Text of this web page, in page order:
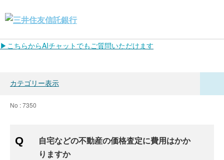
▶こちらからAIチャットでもご質問いただけます
カテゴリー表示
No : 7350
自宅などの不動産の価格査定に費用はかか
りますか